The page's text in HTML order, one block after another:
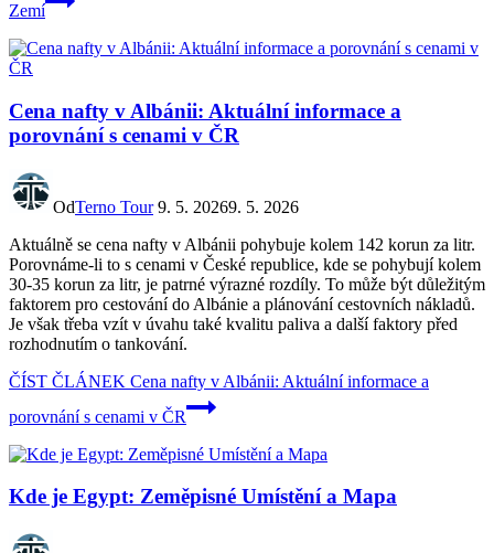
Zemí
Cena nafty v Albánii: Aktuální informace a
porovnání s cenami v ČR
OdTerno Tour 9. 5. 20269. 5. 2026
Aktuálně se cena nafty v Albánii pohybuje kolem 142 korun za litr.
Porovnáme-li to s cenami v České republice, kde se pohybují kolem
30-35 korun za litr, je patrné výrazné rozdíly. To může být důležitým
faktorem pro cestování do Albánie a plánování cestovních nákladů.
Je však třeba vzít v úvahu také kvalitu paliva a další faktory před
rozhodnutím o tankování.
ČÍST ČLÁNEK Cena nafty v Albánii: Aktuální informace a
porovnání s cenami v ČR
Kde je Egypt: Zeměpisné Umístění a Mapa